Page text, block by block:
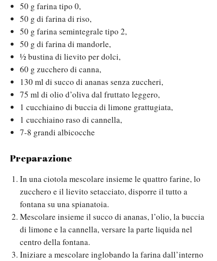
50 g farina tipo 0,
50 g di farina di riso,
50 g farina semintegrale tipo 2,
50 g di farina di mandorle,
½ bustina di lievito per dolci,
60 g zucchero di canna,
130 ml di succo di ananas senza zuccheri,
75 ml di olio d’oliva dal fruttato leggero,
1 cucchiaino di buccia di limone grattugiata,
1 cucchiaino raso di cannella,
7-8 grandi albicocche
Preparazione
In una ciotola mescolare insieme le quattro farine, lo
zucchero e il lievito setacciato, disporre il tutto a
fontana su una spianatoia.
Mescolare insieme il succo di ananas, l’olio, la buccia
di limone e la cannella, versare la parte liquida nel
centro della fontana.
Iniziare a mescolare inglobando la farina dall’interno